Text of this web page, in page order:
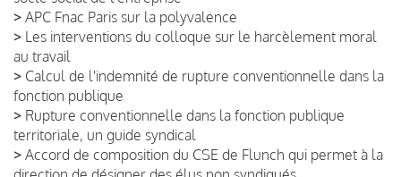
> APC Fnac Paris sur la polyvalence
> Les interventions du colloque sur le harcèlement moral
au travail
> Calcul de l'indemnité de rupture conventionnelle dans la
fonction publique
> Rupture conventionnelle dans la fonction publique
territoriale, un guide syndical
> Accord de composition du CSE de Flunch qui permet à la